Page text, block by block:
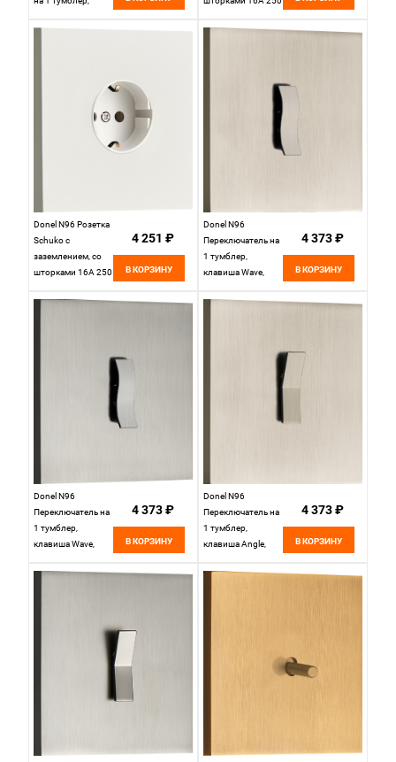
DT, DT188MB
Donel N96 Розетка
Schuko с
заземлением, со
шторками 16A 250
DT, DT188WH
4 251 ₽
В КОРЗИНУ
Donel N96
Переключатель на
1 тумблер,
клавиша Wave,
серия DT,
4 373 ₽
В КОРЗИНУ
Donel N96
Переключатель на
1 тумблер,
клавиша Wave,
Вороненая сталь,
4 373 ₽
В КОРЗИНУ
Donel N96
Переключатель на
1 тумблер,
клавиша Angle,
серия DT,
4 373 ₽
В КОРЗИНУ